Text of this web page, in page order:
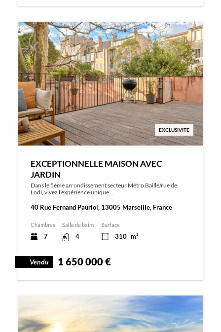
EXCLUSIVITÉ
EXCEPTIONNELLE MAISON AVEC
JARDIN
Dans le 5ème arrondissement secteur Métro Baille/rue de
Lodi, vivez l’expérience unique…
40 Rue Fernand Pauriol, 13005 Marseille, France
Chambres
7
Salle de bains
4
Surface
310 m²
Vendu 1 650 000 €